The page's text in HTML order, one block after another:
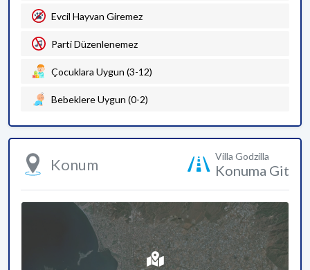
Evcil Hayvan Giremez
Parti Düzenlenemez
Çocuklara Uygun (3-12)
Bebeklere Uygun (0-2)
Konum Villa Godzilla
Konuma Git